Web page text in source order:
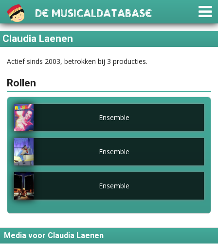
De Musicaldatabase
Claudia Laenen
Actief sinds 2003, betrokken bij 3 producties.
Rollen
Ensemble
Ensemble
Ensemble
Media voor Claudia Laenen